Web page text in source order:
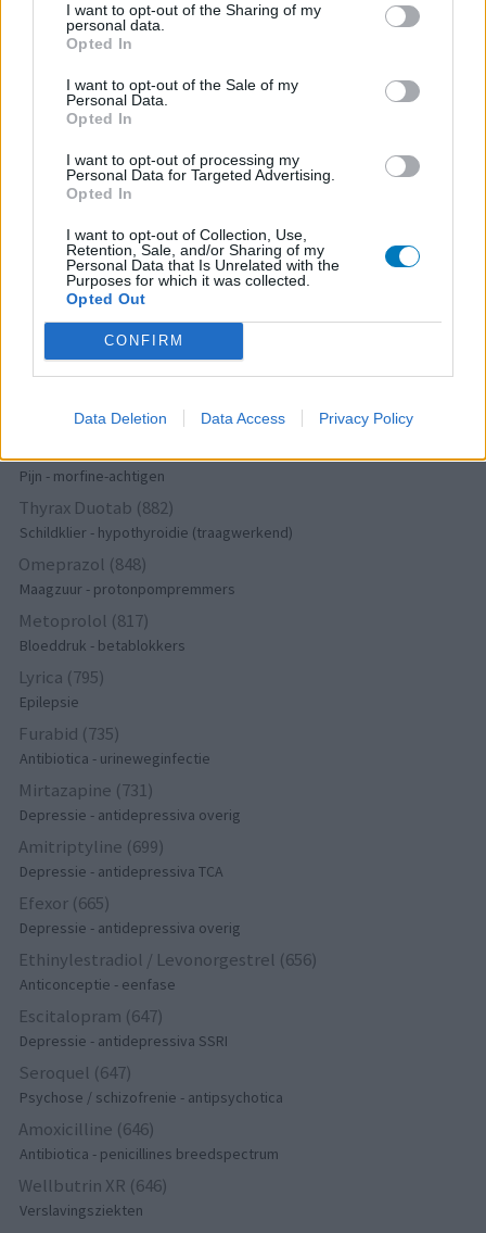
I want to opt-out of the Sharing of my
personal data.
Opted In
I want to opt-out of the Sale of my
Personal Data.
Opted In
I want to opt-out of processing my
Personal Data for Targeted Advertising.
Opted In
I want to opt-out of Collection, Use,
Retention, Sale, and/or Sharing of my
Personal Data that Is Unrelated with the
Purposes for which it was collected.
Opted Out
CONFIRM
Data Deletion Data Access Privacy Policy
Medicijnen met de meeste ervaringen
Mirena (2378)
Anticonceptie - overig
Citalopram (1513)
Sertraline (1274)
Depressie - antidepressiva SSRI
Paroxetine (1272)
Depressie - antidepressiva SSRI
Simvastatine (1228)
Cholesterol
Champix (1187)
Verslavingsziekten
Depressie - antidepressiva overig
Pijn - morfine-achtigen
Thyrax Duotab (882)
Schildklier - hypothyroidie (traagwerkend)
Omeprazol (848)
Maagzuur - protonpompremmers
Metoprolol (817)
Bloeddruk - betablokkers
Lyrica (795)
Epilepsie
Furabid (735)
Antibiotica - urineweginfectie
Mirtazapine (731)
Depressie - antidepressiva overig
Amitriptyline (699)
Depressie - antidepressiva TCA
Efexor (665)
Depressie - antidepressiva overig
Ethinylestradiol / Levonorgestrel (656)
Anticonceptie - eenfase
Escitalopram (647)
Depressie - antidepressiva SSRI
Seroquel (647)
Psychose / schizofrenie - antipsychotica
Amoxicilline (646)
Antibiotica - penicillines breedspectrum
Wellbutrin XR (646)
Verslavingsziekten